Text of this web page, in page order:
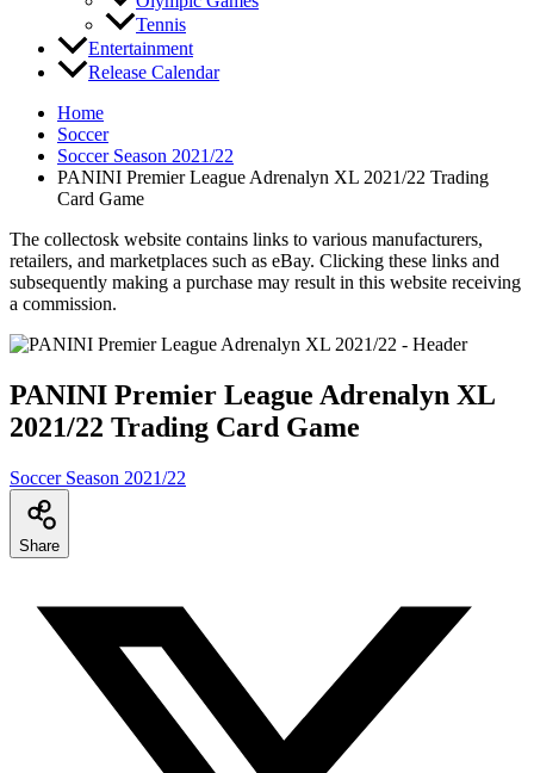
Tennis
Entertainment
Release Calendar
Home
Soccer
Soccer Season 2021/22
PANINI Premier League Adrenalyn XL 2021/22 Trading
Card Game
The collectosk website contains links to various manufacturers,
retailers, and marketplaces such as eBay. Clicking these links and
subsequently making a purchase may result in this website receiving
a commission.
PANINI Premier League Adrenalyn XL
2021/22 Trading Card Game
Soccer Season 2021/22
Share